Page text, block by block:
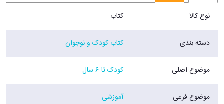
نوع کالا کتاب
دسته بندی کتاب کودک و نوجوان
موضوع اصلی کودک تا 6 سال
موضوع فرعی آموزشی